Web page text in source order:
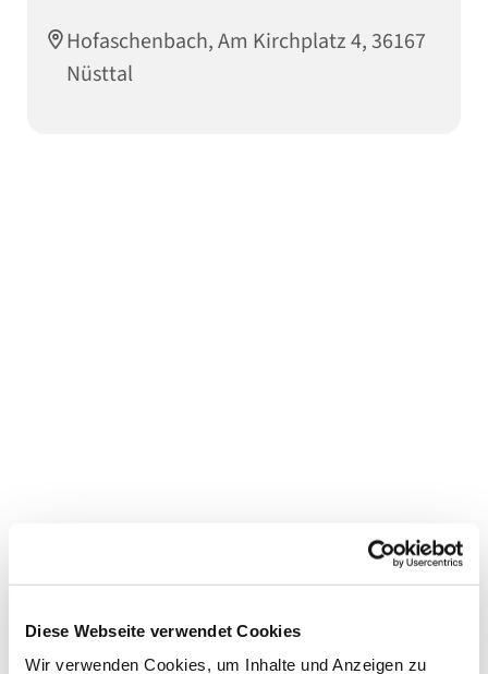
Diese Webseite verwendet Cookies
Wir verwenden Cookies, um Inhalte und Anzeigen zu
Hofaschenbach, Am Kirchplatz 4, 36167
Nüsttal
Dies könnte Sie auch
interessieren